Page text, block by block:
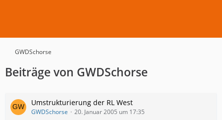
GWDSchorse
Beiträge von GWDSchorse
Umstrukturierung der RL West
GWDSchorse 20. Januar 2005 um 17:35